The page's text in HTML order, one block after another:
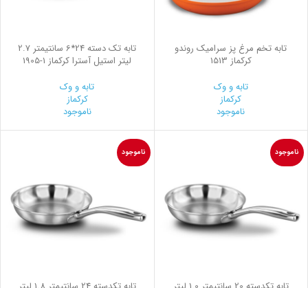
تابه تخم مرغ پز سرامیک روندو
کرکماز 1513
تابه و وک
کرکماز
ناموجود
تابه تک دسته 24*6 سانتیمتر 2.7
لیتر استیل آسترا کرکماز 1905-1
تابه و وک
کرکماز
ناموجود
ناموجود ناموجود